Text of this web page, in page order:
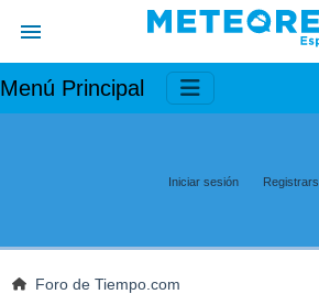
Menú Principal
Iniciar sesión
Foro de Tiempo.com